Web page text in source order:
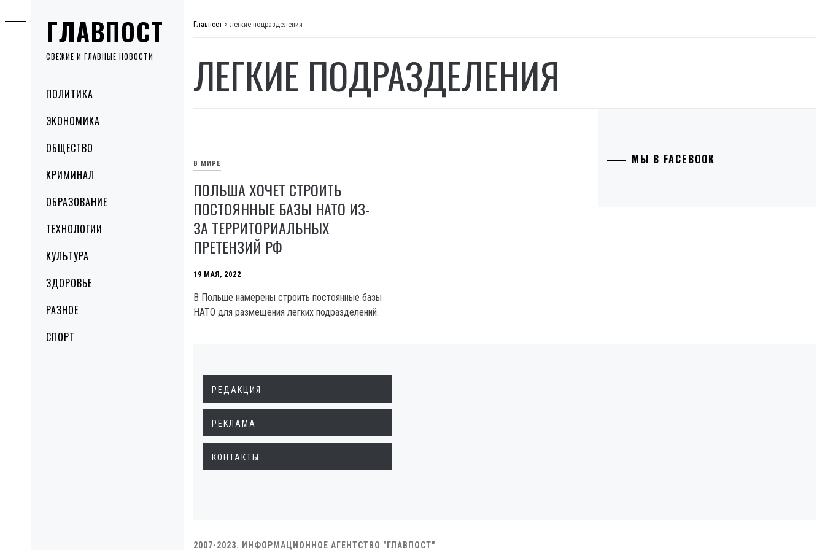
ГЛАВПОСТ
СВЕЖИЕ И ГЛАВНЫЕ НОВОСТИ
MenuПОЛИТИКА
ЭКОНОМИКА
ОБЩЕСТВО
КРИМИНАЛ
ОБРАЗОВАНИЕ
ТЕХНОЛОГИИ
КУЛЬТУРА
ЗДОРОВЬЕ
РАЗНОЕ
СПОРТ
to
content
Главпост > легкие подразделения
ЛЕГКИЕ ПОДРАЗДЕЛЕНИЯ
В МИРЕ
ПОЛЬША ХОЧЕТ СТРОИТЬ
ПОСТОЯННЫЕ БАЗЫ НАТО ИЗ-
ЗА ТЕРРИТОРИАЛЬНЫХ
ПРЕТЕНЗИЙ РФ
19 МАЯ, 2022
В Польше намерены строить постоянные базы
НАТО для размещения легких подразделений.
МЫ В FACEBOOK
РЕДАКЦИЯ
РЕКЛАМА
КОНТАКТЫ
2007-2023. ИНФОРМАЦИОННОЕ АГЕНТСТВО "ГЛАВПОСТ"